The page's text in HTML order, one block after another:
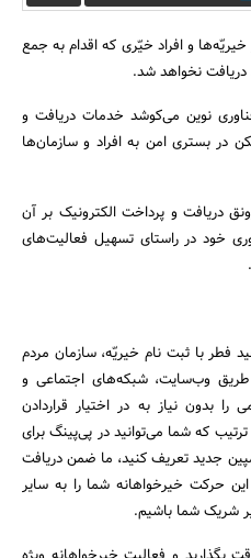
و افراد خیّری که اقدام به جمع
نخواهد شد.
با کمک فناوری نوین می‌کوشد خدمات دریافت و
در بستری امن به افراد و سازمان‌ها
دریافت و پرداخت الکترونیک بر آن
خود در راستای تسهیل فعالیت‌های
فطر با ثبت نام خیریّه، سازمان مردم
طریق وب‌سایت، شبکه‌های اجتماعی و
بدون نیاز به در اختیار قراردادن
که شما می‌توانید در پی‌پینگ برای
جدید تعریف کنید، ما ضمن دریافت
حرکت خیرخواهانه شما را به سایر
شریک شما باشیم.